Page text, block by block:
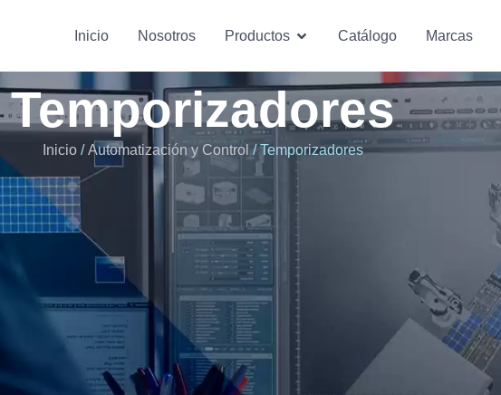
Inicio Nosotros Productos Catálogo Marcas
Temporizadores
Inicio /Automatización y Control / Temporizadores